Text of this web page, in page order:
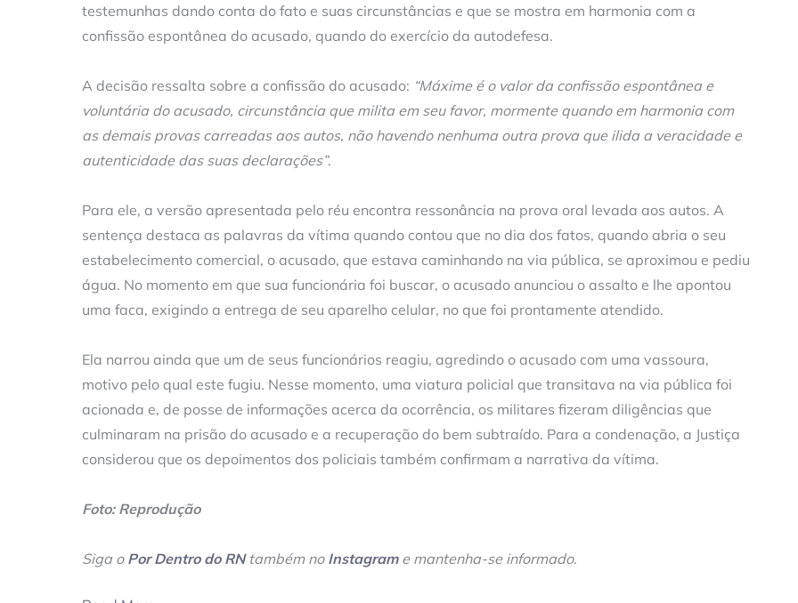
testemunhas dando conta do fato e suas circunstâncias e que se mostra em harmonia com a
confissão espontânea do acusado, quando do exercício da autodefesa.
A decisão ressalta sobre a confissão do acusado: “Máxime é o valor da confissão espontânea e
voluntária do acusado, circunstância que milita em seu favor, mormente quando em harmonia com
as demais provas carreadas aos autos, não havendo nenhuma outra prova que ilida a veracidade e
autenticidade das suas declarações”.
Para ele, a versão apresentada pelo réu encontra ressonância na prova oral levada aos autos. A
sentença destaca as palavras da vítima quando contou que no dia dos fatos, quando abria o seu
estabelecimento comercial, o acusado, que estava caminhando na via pública, se aproximou e pediu
água. No momento em que sua funcionária foi buscar, o acusado anunciou o assalto e lhe apontou
uma faca, exigindo a entrega de seu aparelho celular, no que foi prontamente atendido.
Ela narrou ainda que um de seus funcionários reagiu, agredindo o acusado com uma vassoura,
motivo pelo qual este fugiu. Nesse momento, uma viatura policial que transitava na via pública foi
acionada e, de posse de informações acerca da ocorrência, os militares fizeram diligências que
culminaram na prisão do acusado e a recuperação do bem subtraído. Para a condenação, a Justiça
considerou que os depoimentos dos policiais também confirmam a narrativa da vítima.
Foto: Reprodução
Siga o Por Dentro do RNtambém no Instagrame mantenha-se informado.